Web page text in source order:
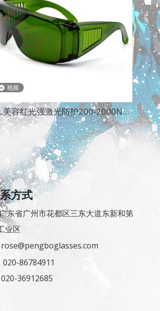
视频
美容红光强激光防护200-2000NM
光子嫩肤激光护目镜
方式
东省广州市花都区三东大道东新和第
业区
rose@pengboglasses.com
020-86784911
36912685